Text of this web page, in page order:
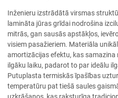
Inženieru izstrādātā virsmas
lamināta jūras grīdai nodrošina
mitrās, gan sausās apstākļos,
visiem pasažieriem. Materiāla
amortizācijas efektu, kas
ilgāku laiku, padarot to par ideālu
Putuplasta termiskās īpašības
temperatūru pat tiešā saules